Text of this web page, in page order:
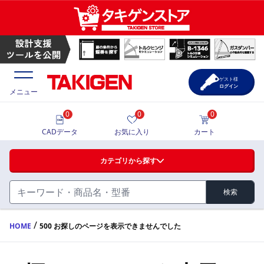
ハンドル・取手・つまみ・周辺機器
FA・A
蝶番・ステー・周辺機器
価格一覧
製品カタログ
メニュー
カテゴリから探す
検索
0
CADデータ
0
お気に入り
0
カート
ゲスト様
ログイン
HOME / 500 お探しのページを表示できませんでした